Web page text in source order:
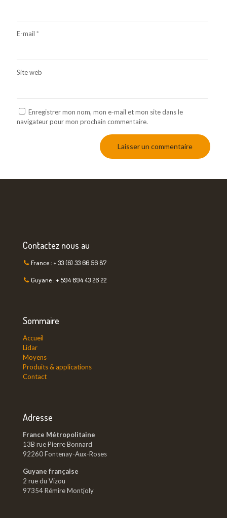
E-mail *
Site web
Enregistrer mon nom, mon e-mail et mon site dans le
navigateur pour mon prochain commentaire.
Contactez nous au
France : + 33 (6) 33 66 56 87
Guyane : + 594 694 43 26 22
Sommaire
Accueil
Lidar
Moyens
Produits & applications
Contact
Adresse
France Métropolitaine
13B rue Pierre Bonnard
92260 Fontenay-Aux-Roses
Guyane française
2 rue du Vizou
97354 Rémire Montjoly